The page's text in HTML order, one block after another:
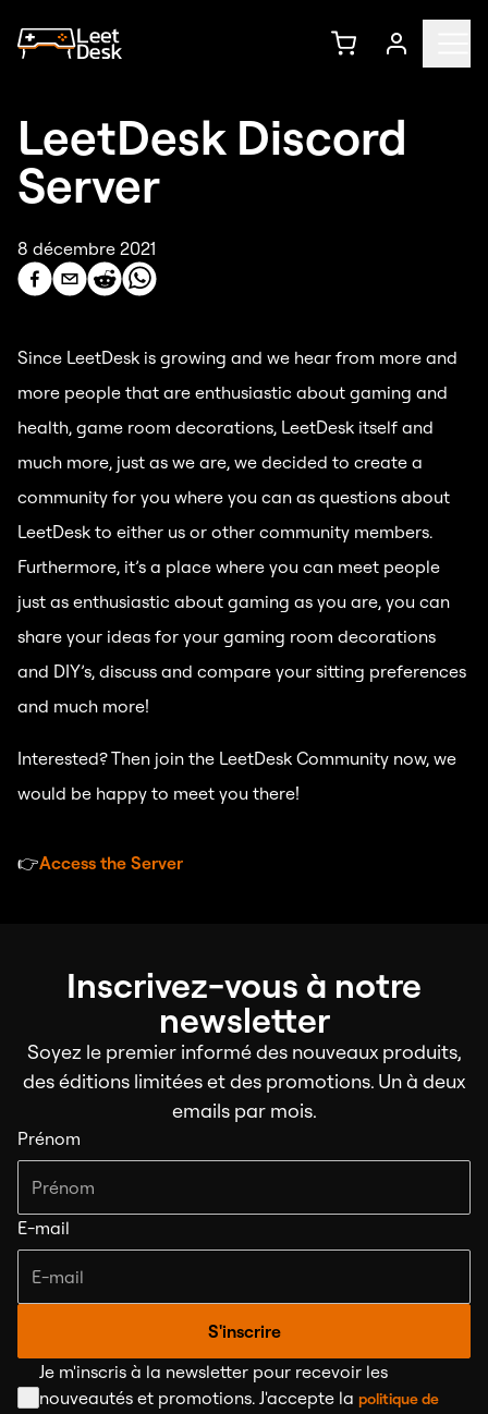
LeetDesk Discord
Server
8 décembre 2021
Since LeetDesk is growing and we hear from more and
more people that are enthusiastic about gaming and
health, game room decorations, LeetDesk itself and
much more, just as we are, we decided to create a
community for you where you can as questions about
LeetDesk to either us or other community members.
Furthermore, it’s a place where you can meet people
just as enthusiastic about gaming as you are, you can
share your ideas for your gaming room decorations
and DIY’s, discuss and compare your sitting preferences
and much more!
Interested? Then join the LeetDesk Community now, we
would be happy to meet you there!
👉Access the Server
Inscrivez-vous à notre
newsletter
Soyez le premier informé des nouveaux produits,
des éditions limitées et des promotions. Un à deux
emails par mois.
Prénom
E-mail
S'inscrire
Je m'inscris à la newsletter pour recevoir les
nouveautés et promotions. J'accepte la politique de